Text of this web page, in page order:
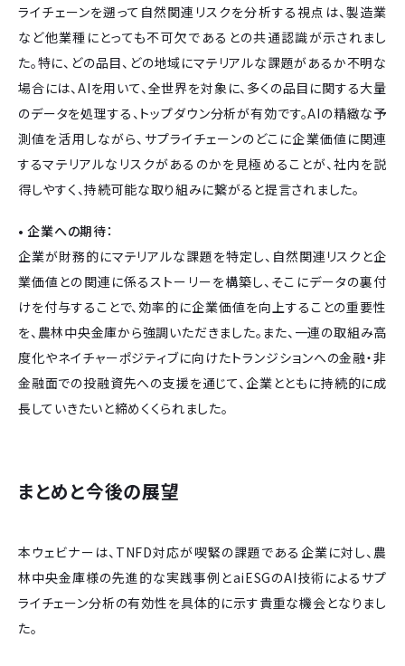
ライチェーンを遡って自然関連リスクを分析する視点は、製造業
など他業種にとっても不可欠であるとの共通認識が示されまし
た。特に、どの品目、どの地域にマテリアルな課題があるか不明な
場合には、AIを用いて、全世界を対象に、多くの品目に関する大量
のデータを処理する、トップダウン分析が有効です。AIの精緻な予
測値を活用しながら、サプライチェーンのどこに企業価値に関連
するマテリアルなリスクがあるのかを見極めることが、社内を説
得しやすく、持続可能な取り組みに繋がると提言されました。
• 企業への期待：
企業が財務的にマテリアルな課題を特定し、自然関連リスクと企
業価値との関連に係るストーリーを構築し、そこにデータの裏付
けを付与することで、効率的に企業価値を向上することの重要性
を、農林中央金庫から強調いただきました。また、一連の取組み高
度化やネイチャーポジティブに向けたトランジションへの金融・非
金融面での投融資先への支援を通じて、企業とともに持続的に成
長していきたいと締めくくられました。
まとめと今後の展望
本ウェビナーは、TNFD対応が喫緊の課題である企業に対し、農
林中央金庫様の先進的な実践事例とaiESGのAI技術によるサプ
ライチェーン分析の有効性を具体的に示す貴重な機会となりまし
た。